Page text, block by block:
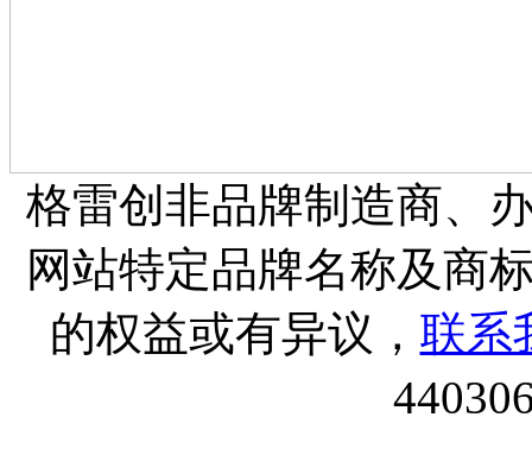
格雷创非品牌制造商、
网站特定品牌名称及商
的权益或有异议， 联系